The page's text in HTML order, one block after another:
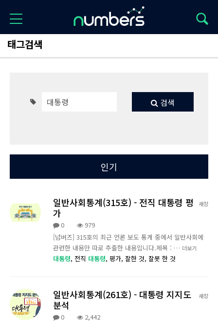
태그검색
검색
Total 11
최신
인기
새창
일반사회통계(315호) - 전직 대통령 평
가
0
979
[넘버즈] 315호의 최근 언론 보도 통계 중에서 일반사회에
관련한 내용만 따로 추출한 내용입니다.제목 : … 더보기
대통령, 전직 대통령, 평가, 잘한 것, 잘못 한 것
새창
일반사회통계(261호) - 대통령 지지도
분석
0
2,442